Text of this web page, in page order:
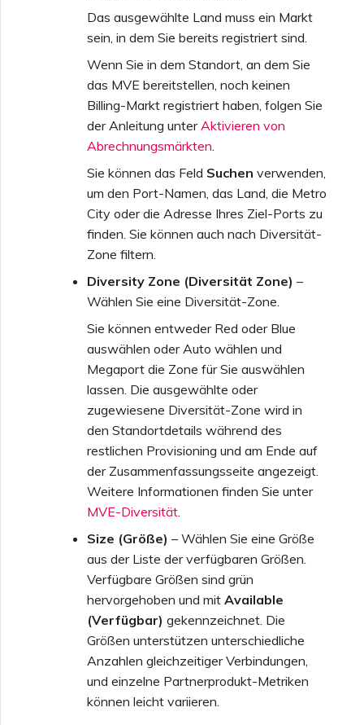
Das ausgewählte Land muss ein Markt
sein, in dem Sie bereits registriert sind.
Wenn Sie in dem Standort, an dem Sie
das MVE bereitstellen, noch keinen
Billing-Markt registriert haben, folgen Sie
der Anleitung unterAktivieren von
Abrechnungsmärkten.
Sie können das Feld Suchen verwenden,
um den Port-Namen, das Land, die Metro
City oder die Adresse Ihres Ziel-Ports zu
finden. Sie können auch nach Diversität-
Zone filtern.
Diversity Zone (Diversität Zone) –
Wählen Sie eine Diversität-Zone.
Sie können entweder Red oder Blue
auswählen oder Auto wählen und
Megaport die Zone für Sie auswählen
lassen. Die ausgewählte oder
zugewiesene Diversität-Zone wird in
den Standortdetails während des
restlichen Provisioning und am Ende auf
der Zusammenfassungsseite angezeigt.
Weitere Informationen finden Sie unter
MVE-Diversität.
Size (Größe) – Wählen Sie eine Größe
aus der Liste der verfügbaren Größen.
Verfügbare Größen sind grün
hervorgehoben und mit Available
(Verfügbar) gekennzeichnet. Die
Größen unterstützen unterschiedliche
Anzahlen gleichzeitiger Verbindungen,
und einzelne Partnerprodukt-Metriken
können leicht variieren.